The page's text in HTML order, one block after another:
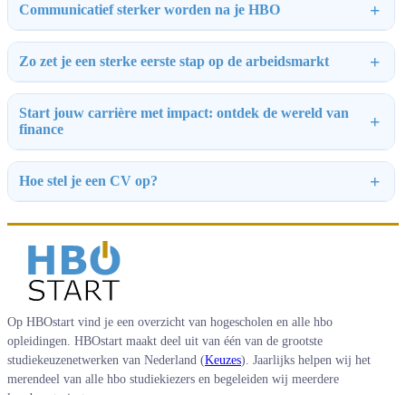
Communicatief sterker worden na je HBO
Zo zet je een sterke eerste stap op de arbeidsmarkt
Start jouw carrière met impact: ontdek de wereld van
finance
Hoe stel je een CV op?
Op HBOstart vind je een overzicht van hogescholen en alle hbo
opleidingen. HBOstart maakt deel uit van één van de grootste
studiekeuzenetwerken van Nederland (Keuzes). Jaarlijks helpen wij het
merendeel van alle hbo studiekiezers en begeleiden wij meerdere